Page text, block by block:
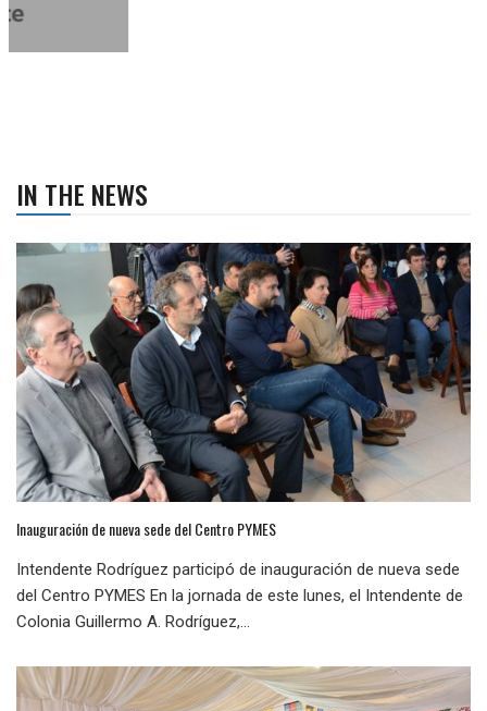
IN THE NEWS
Inauguración de nueva sede del Centro PYMES
Intendente Rodríguez participó de inauguración de nueva sede
del Centro PYMES En la jornada de este lunes, el Intendente de
Colonia Guillermo A. Rodríguez,...